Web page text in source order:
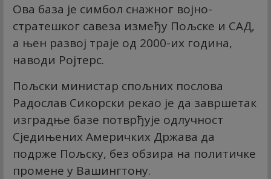
Ова база је симбол снажног војно-
стратешког савеза између Пољске и САД,
а њен развој траје од 2000-их година,
наводи Ројтерс.
Пољски министар спољних послова
Радослав Сикорски рекао је да завршетак
изградње базе потврђује одлучност
Сједињених Америчких Држава да
подрже Пољску, без обзира на политичке
промене у Вашингтону.